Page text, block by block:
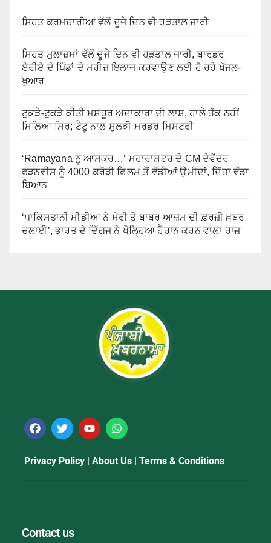
ਸਿਹਤ ਕਰਮਚਾਰੀਆਂ ਵੱਲੋਂ ਦੂਜੇ ਦਿਨ ਵੀ ਹੜਤਾਲ ਜਾਰੀ
ਸਿਹਤ ਮੁਲਾਜ਼ਮਾਂ ਵੱਲੋਂ ਦੂਜੇ ਦਿਨ ਵੀ ਹੜਤਾਲ ਜਾਰੀ, ਬਾਰਡਰ
ਏਰੀਏ ਦੇ ਪਿੰਡਾਂ ਦੇ ਮਰੀਜ਼ ਇਲਾਜ ਕਰਵਾਉਣ ਲਈ ਹੋ ਰਹੇ ਖੱਜਲ-
ਖੁਆਰ
ਟੁਕੜੇ-ਟੁਕੜੇ ਕੀਤੀ ਮਸ਼ਹੂਰ ਅਦਾਕਾਰਾ ਦੀ ਲਾਸ਼, ਹਾਲੇ ਤੱਕ ਨਹੀਂ
ਮਿਲਿਆ ਸਿਰ; ਟੈਟੂ ਨਾਲ ਸੁਲਝੀ ਮਰਡਰ ਮਿਸਟਰੀ
‘Ramayana ਨੂੰ ਆਸਕਰ…’ ਮਹਾਰਾਸ਼ਟਰ ਦੇ CM ਦੇਵੇਂਦਰ
ਫੜਨਵੀਸ ਨੂੰ 4000 ਕਰੋੜੀ ਫ਼ਿਲਮ ਤੋਂ ਵੱਡੀਆਂ ਉਮੀਦਾਂ, ਦਿੱਤਾ ਵੱਡਾ
ਬਿਆਨ
‘ਪਾਕਿਸਤਾਨੀ ਮੀਡੀਆ ਨੇ ਮੇਰੀ ਤੇ ਬਾਬਰ ਆਜ਼ਮ ਦੀ ਫ਼ਰਜ਼ੀ ਖ਼ਬਰ
ਚਲਾਈ’, ਭਾਰਤ ਦੇ ਦਿੱਗਜ ਨੇ ਖੋਲ੍ਹਿਆ ਹੈਰਾਨ ਕਰਨ ਵਾਲਾ ਰਾਜ਼
Privacy Policy |About Us |Terms & Conditions
Contact us